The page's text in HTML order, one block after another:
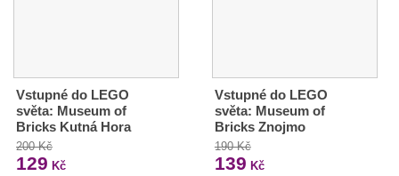
Vstupné do LEGO
světa: Museum of
Bricks Kutná Hora
200 Kč
129 Kč
Vstupné do LEGO
světa: Museum of
Bricks Znojmo
190 Kč
139 Kč